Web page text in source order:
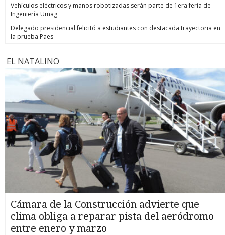
Vehículos eléctricos y manos robotizadas serán parte de 1era feria de
Ingeniería Umag
Delegado presidencial felicitó a estudiantes con destacada trayectoria en
la prueba Paes
EL NATALINO
Cámara de la Construcción advierte que
clima obliga a reparar pista del aeródromo
entre enero y marzo